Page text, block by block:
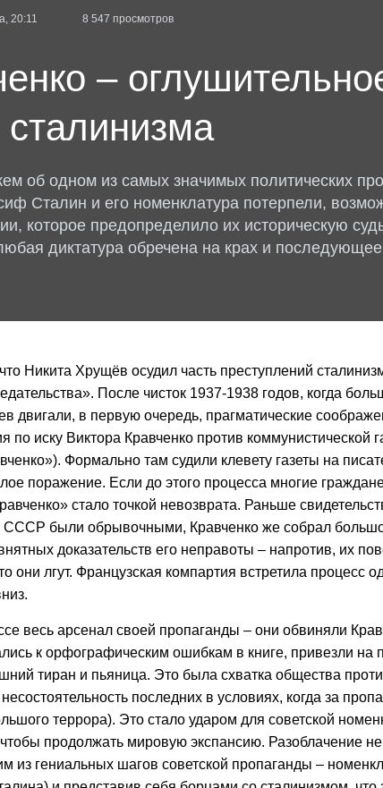
20:11 8 547 просмотров
–
об одном из самых значимых политических
Сталин и его номенклатура потерпели,
которое предопределило их историческую
диктатура обречена на крах и
Никита Хрущёв осудил часть преступлений
После чисток 1937-1938 годов, когда
двигали, в первую очередь, прагматические
по иску Виктора Кравченко против коммунистической
Формально там судили клевету газеты на
поражение. Если до этого процесса многие
стало точкой невозврата. Раньше
СССР были обрывочными, Кравченко же собрал
доказательств его неправоты – напротив, их
они лгут. Французская компартия встретила процесс
весь арсенал своей пропаганды – они обвиняли
к орфографическим ошибкам в книге, привезли
тиран и пьяница. Это была схватка общества
последних в условиях, когда за
террора). Это стало ударом для советской
продолжать мировую экспансию. Разоблачение
из гениальных шагов советской пропаганды –